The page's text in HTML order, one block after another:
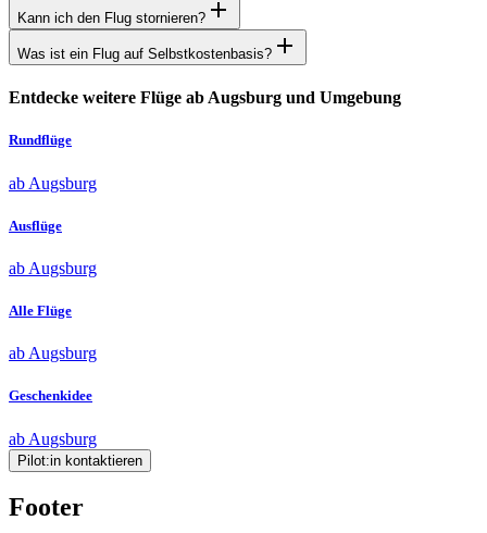
Kann ich den Flug stornieren?
Was ist ein Flug auf Selbstkostenbasis?
Entdecke weitere Flüge ab Augsburg und Umgebung
Rundflüge
ab Augsburg
Ausflüge
ab Augsburg
Alle Flüge
ab Augsburg
Geschenkidee
ab Augsburg
Pilot:in kontaktieren
Footer